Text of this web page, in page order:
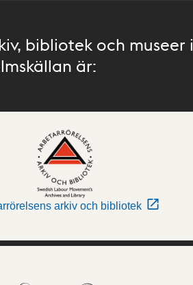
bibliotek och museer i
är:
arkiv och bibliotek